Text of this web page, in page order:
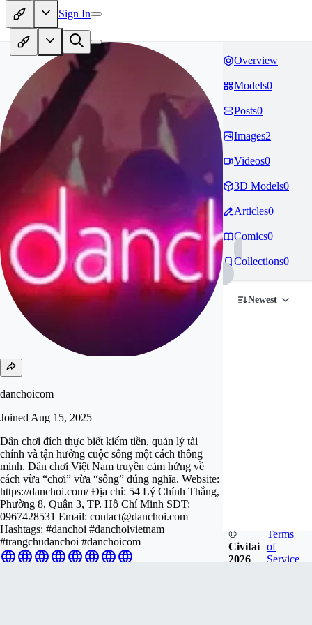
Sign In
danchoicom
Joined Aug 15, 2025
Dân chơi đích thực biết kiếm tiền, quản lý tài
chính và tận hưởng cuộc sống một cách thông
minh. Dân chơi Việt Nam truyền cảm hứng về
cách vừa “chơi” vừa “sống” đúng nghĩa. Website:
https://danchoi.com/ Địa chỉ: 54 Lý Chính Thắng,
Phường 8, Quận 3, TP. Hồ Chí Minh SĐT:
0967428531 Email: contact@danchoi.com
Hashtags: #danchoi #danchoivietnam
#trangchudanchoi #danchoicom
Overview
Models0
Posts0
Images2
Videos0
3D Models0
Articles0
Comics0
Collections0
Newest
©
Civitai
2026
Terms
of
Service